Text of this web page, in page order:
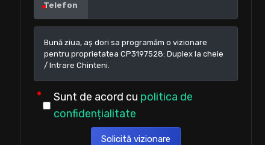
Telefon
Sunt de acord cu politica de
confidențialitate
Solicită vizionare